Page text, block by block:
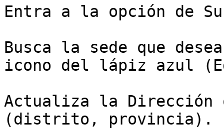
Entra a la opción de
Busca la sede que
icono del lápiz azul
Actualiza la Dirección
(distrito, provincia).